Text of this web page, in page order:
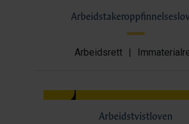
Arbeidsrett |
Arbeidstvistloven